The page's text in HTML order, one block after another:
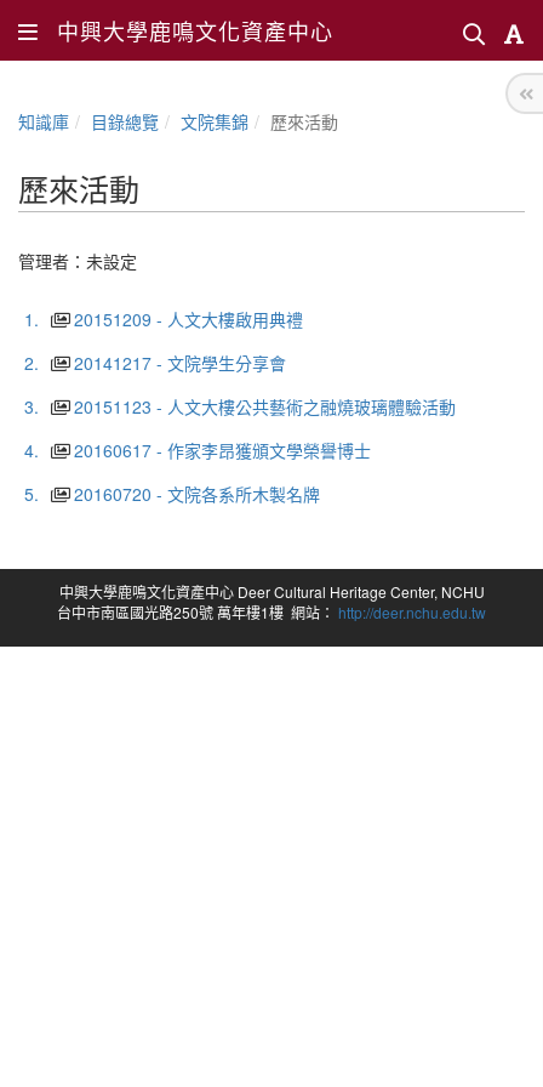
中興大學鹿鳴文化資產中心
知識庫 目錄總覽 文院集錦 歷來活動
歷來活動
管理者：未設定
1.
20151209 - 人文大樓啟用典禮
2.
20141217 - 文院學生分享會
3.
20151123 - 人文大樓公共藝術之融燒玻璃體驗活動
4.
20160617 - 作家李昂獲頒文學榮譽博士
5.
20160720 - 文院各系所木製名牌
中興大學鹿鳴文化資產中心 Deer Cultural Heritage Center, NCHU
台中市南區國光路250號 萬年樓1樓 網站： http://deer.nchu.edu.tw